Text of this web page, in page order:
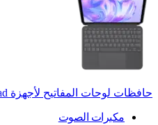
حافظات لوحات المفاتيح لأجهزة ‏iPad
مكبرات الصوت